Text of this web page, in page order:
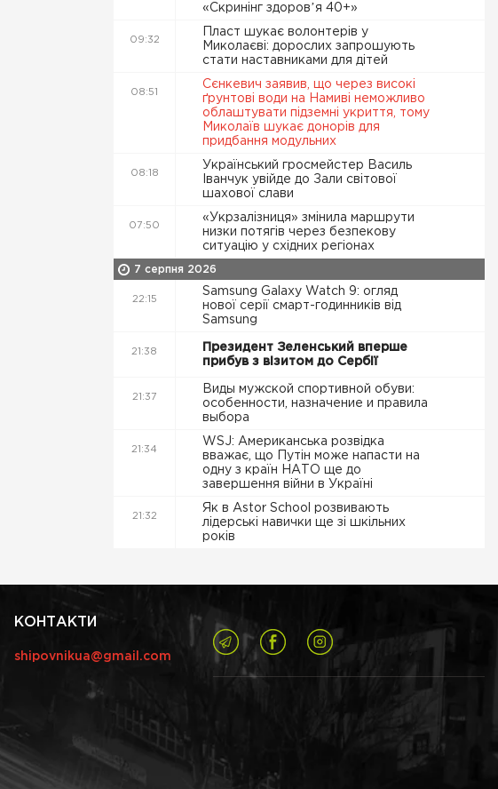
«Скринінг здоровʼя 40+»
09:32
Пласт шукає волонтерів у
Миколаєві: дорослих запрошують
стати наставниками для дітей
08:51
Сєнкевич заявив, що через високі
ґрунтові води на Намиві неможливо
облаштувати підземні укриття, тому
Миколаїв шукає донорів для
придбання модульних
08:18
Український гросмейстер Василь
Іванчук увійде до Зали світової
шахової слави
07:50
«Укрзалізниця» змінила маршрути
низки потягів через безпекову
ситуацію у східних регіонах
7 серпня 2026
22:15
Samsung Galaxy Watch 9: огляд
нової серії смарт-годинників від
Samsung
21:38
Президент Зеленський вперше
прибув з візитом до Сербії
21:37
Виды мужской спортивной обуви:
особенности, назначение и правила
выбора
21:34
WSJ: Американська розвідка
вважає, що Путін може напасти на
одну з країн НАТО ще до
завершення війни в Україні
21:32
Як в Astor School розвивають
лідерські навички ще зі шкільних
років
КОНТАКТИ
shipovnikua@gmail.com